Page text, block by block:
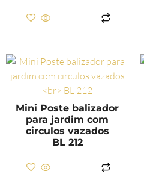
Mini Poste balizador
para jardim com
circulos vazados
BL 212